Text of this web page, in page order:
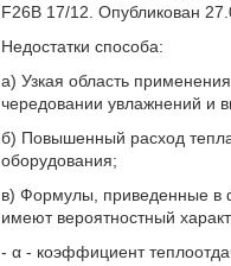
F26B 17/12. Опубликован
Недостатки способа:
а) Узкая область
чередовании увлажнений и
б) Повышенный расход
оборудования;
в) Формулы, приведенные в
имеют вероятностный
- α - коэффициент